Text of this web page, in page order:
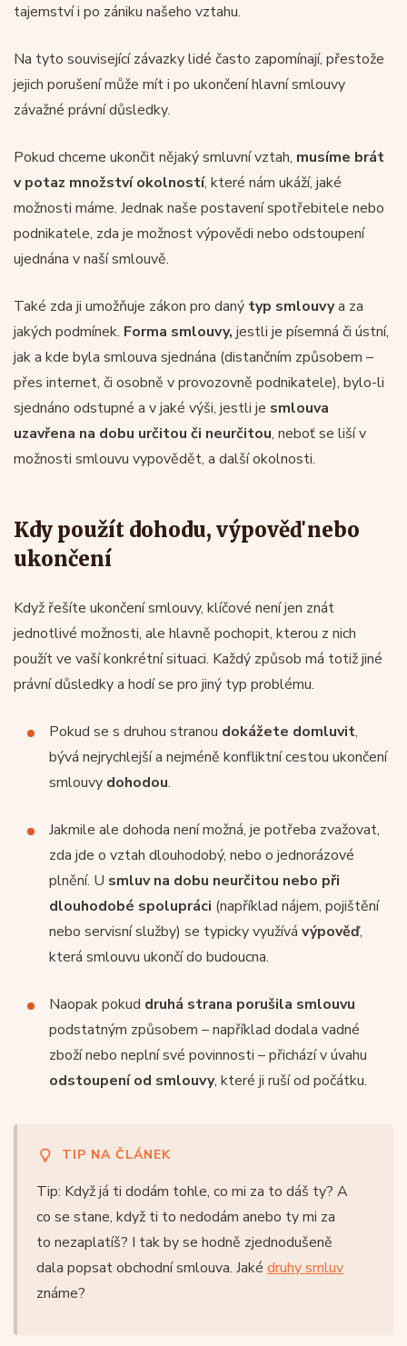
tajemství i po zániku našeho vztahu.
Na tyto související závazky lidé často zapomínají, přestože
jejich porušení může mít i po ukončení hlavní smlouvy
závažné právní důsledky.
Pokud chceme ukončit nějaký smluvní vztah, musíme brát
v potaz množství okolností, které nám ukáží, jaké
možnosti máme. Jednak naše postavení spotřebitele nebo
podnikatele, zda je možnost výpovědi nebo odstoupení
ujednána v naší smlouvě.
Také zda ji umožňuje zákon pro daný typ smlouvya za
jakých podmínek. Forma smlouvy, jestli je písemná či ústní,
jak a kde byla smlouva sjednána (distančním způsobem –
přes internet, či osobně v provozovně podnikatele), bylo-li
sjednáno odstupné a v jaké výši, jestli je smlouva
uzavřena na dobu určitou či neurčitou, neboť se liší v
možnosti smlouvu vypovědět, a další okolnosti.
Kdy použít dohodu, výpověď nebo
ukončení
Když řešíte ukončení smlouvy, klíčové není jen znát
jednotlivé možnosti, ale hlavně pochopit, kterou z nich
použít ve vaší konkrétní situaci. Každý způsob má totiž jiné
právní důsledky a hodí se pro jiný typ problému.
Pokud se s druhou stranou dokážete domluvit,
bývá nejrychlejší a nejméně konfliktní cestou ukončení
smlouvy dohodou.
Jakmile ale dohoda není možná, je potřeba zvažovat,
zda jde o vztah dlouhodobý, nebo o jednorázové
plnění. U smluv na dobu neurčitou nebo při
dlouhodobé spolupráci (například nájem, pojištění
nebo servisní služby) se typicky využívá výpověď,
která smlouvu ukončí do budoucna.
Naopak pokud druhá strana porušila smlouvu
podstatným způsobem – například dodala vadné
zboží nebo neplní své povinnosti – přichází v úvahu
odstoupení od smlouvy, které ji ruší od počátku.
TIP NA ČLÁNEK
Tip: Když já ti dodám tohle, co mi za to dáš ty? A
co se stane, když ti to nedodám anebo ty mi za
to nezaplatíš? I tak by se hodně zjednodušeně
dala popsat obchodní smlouva. Jaké druhy smluv
známe?